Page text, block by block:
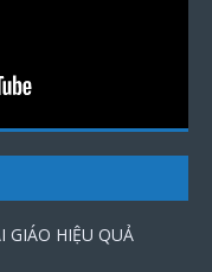
GIÁO HIỆU QUẢ